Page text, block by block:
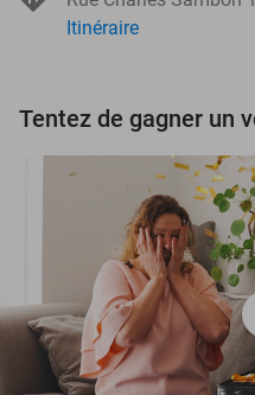
Itinéraire